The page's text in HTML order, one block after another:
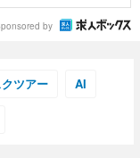
by
ツアー AI